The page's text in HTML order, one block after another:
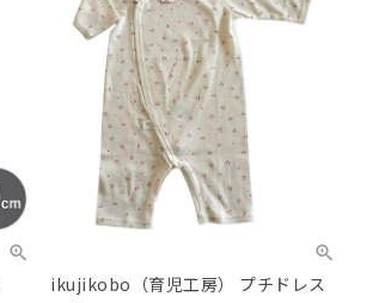
ikujikobo（育児工房） プチドレス